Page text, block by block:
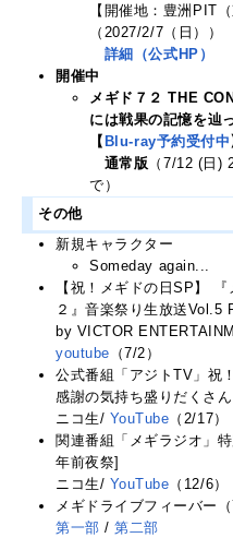
【開催地：豊洲PIT（
（2027/2/7（日））
詳細（公式HP）
開催中
メギド７２ THE
には戦果の記憶を辿
【Blu-ray予約受付中
通常版 （7/12 (日)
で）
その他
新規キャラクター
Someday again...
【祝！メギドの日SP】 『
２』音楽祭り生放送Vol.5
by VICTOR
youtube （7/2）
公式番組「アジトTV」祝
感謝の気持ち盛りだくさ
ニコ生/ YouTube （2/17）
関連番組「メギラジオ」
年前夜祭]
ニコ生/ YouTube （12/6）
メギドライブフィーバー（
第一部 /第二部